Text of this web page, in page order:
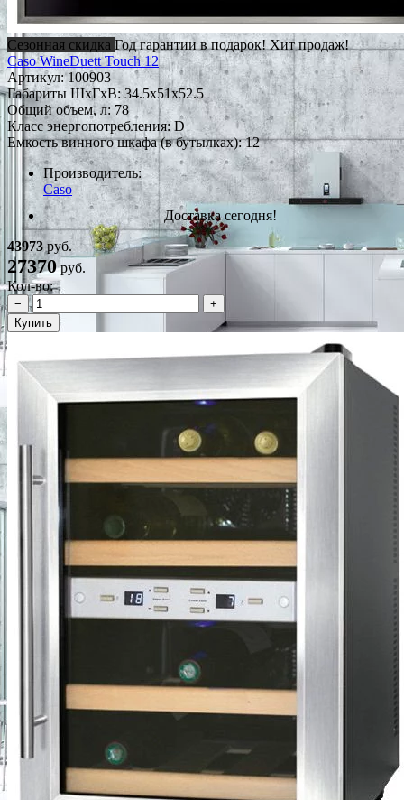
Сезонная скидка Год гарантии в подарок! Хит продаж!
Caso WineDuett Touch 12
Артикул:100903
Габариты ШxГxВ: 34.5x51x52.5
Общий объем, л: 78
Класс энергопотребления: D
Емкость винного шкафа (в бутылках): 12
Производитель:
Caso
Доставка сегодня!
43973 руб.
27370руб.
Кол-во:
−
+
Купить